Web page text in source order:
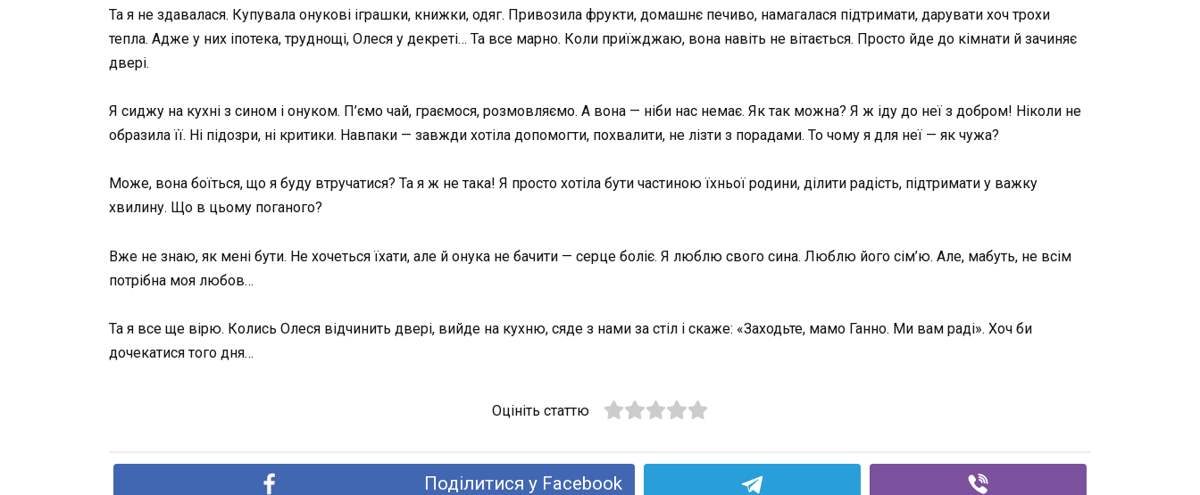
Та я не здавалася. Купувала онукові іграшки, книжки, одяг. Привозила фрукти, домашнє печиво, намагалася підтримати, дарувати хоч трохи
тепла. Адже у них іпотека, труднощі, Олеся у декреті… Та все марно. Коли приїжджаю, вона навіть не вітається. Просто йде до кімнати й зачиняє
двері.
Я сиджу на кухні з сином і онуком. П’ємо чай, граємося, розмовляємо. А вона — ніби нас немає. Як так можна? Я ж іду до неї з добром! Ніколи не
образила її. Ні підозри, ні критики. Навпаки — завжди хотіла допомогти, похвалити, не лізти з порадами. То чому я для неї — як чужа?
Може, вона боїться, що я буду втручатися? Та я ж не така! Я просто хотіла бути частиною їхньої родини, ділити радість, підтримати у важку
хвилину. Що в цьому поганого?
Вже не знаю, як мені бути. Не хочеться їхати, але й онука не бачити — серце боліє. Я люблю свого сина. Люблю його сім’ю. Але, мабуть, не всім
потрібна моя любов…
Та я все ще вірю. Колись Олеся відчинить двері, вийде на кухню, сяде з нами за стіл і скаже: «Заходьте, мамо Ганно. Ми вам раді». Хоч би
дочекатися того дня…
Оцініть статтю
Поділитися у Facebook